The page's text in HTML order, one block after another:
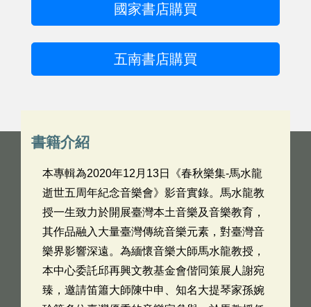
國家書店購買
五南書店購買
書籍介紹
本專輯為2020年12月13日《春秋樂集-馬水龍
逝世五周年紀念音樂會》影音實錄。馬水龍教
授一生致力於開展臺灣本土音樂及音樂教育，
其作品融入大量臺灣傳統音樂元素，對臺灣音
樂界影響深遠。為緬懷音樂大師馬水龍教授，
本中心委託邱再興文教基金會偕同策展人謝宛
臻，邀請笛簫大師陳中申、知名大提琴家孫婉